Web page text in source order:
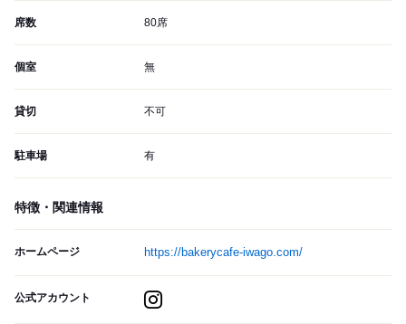
席数 80席
個室 無
貸切 不可
駐車場 有
特徴・関連情報
ホームページ https://bakerycafe-iwago.com/
公式アカウント